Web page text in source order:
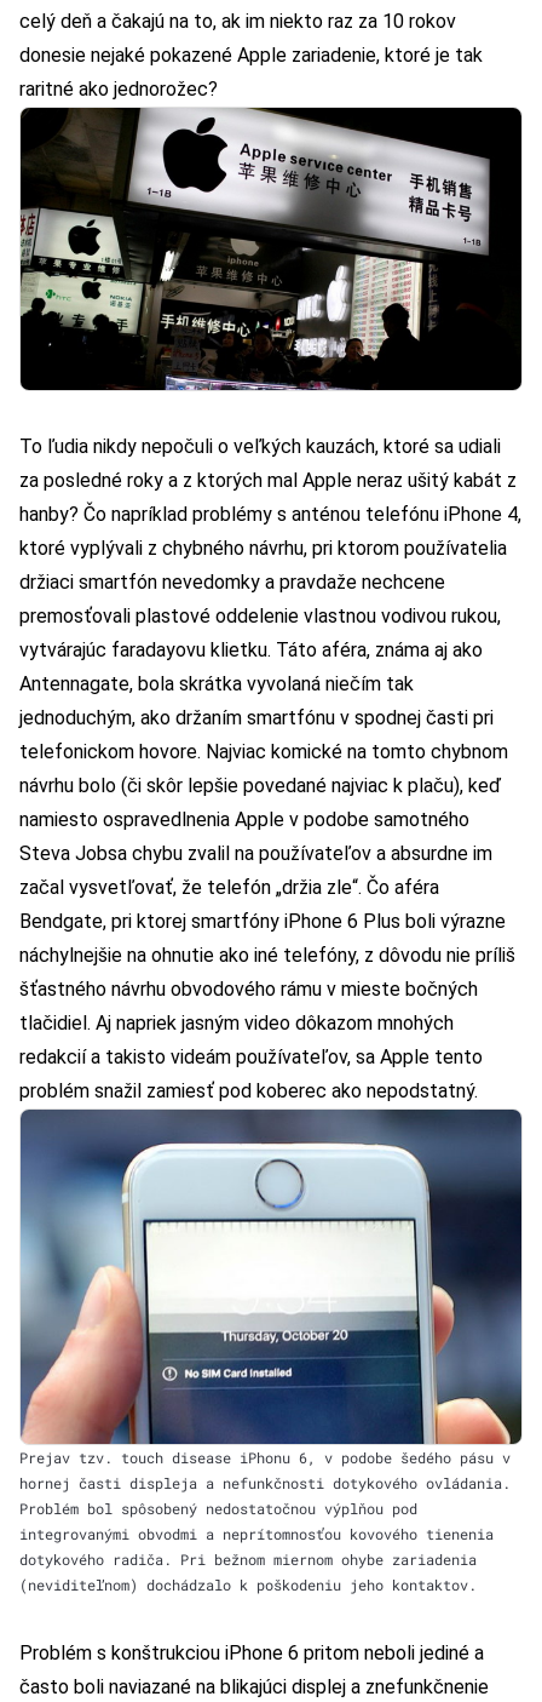
celý deň a čakajú na to, ak im niekto raz za 10 rokov
donesie nejaké pokazené Apple zariadenie, ktoré je tak
raritné ako jednorožec?
To ľudia nikdy nepočuli o veľkých kauzách, ktoré sa udiali
za posledné roky a z ktorých mal Apple neraz ušitý kabát z
hanby? Čo napríklad problémy s anténou telefónu iPhone 4,
ktoré vyplývali z chybného návrhu, pri ktorom používatelia
držiaci smartfón nevedomky a pravdaže nechcene
premosťovali plastové oddelenie vlastnou vodivou rukou,
vytvárajúc faradayovu klietku. Táto aféra, známa aj ako
Antennagate, bola skrátka vyvolaná niečím tak
jednoduchým, ako držaním smartfónu v spodnej časti pri
telefonickom hovore. Najviac komické na tomto chybnom
návrhu bolo (či skôr lepšie povedané najviac k plaču), keď
namiesto ospravedlnenia Apple v podobe samotného
Steva Jobsa chybu zvalil na používateľov a absurdne im
začal vysvetľovať, že telefón „držia zle“. Čo aféra
Bendgate, pri ktorej smartfóny iPhone 6 Plus boli výrazne
náchylnejšie na ohnutie ako iné telefóny, z dôvodu nie príliš
šťastného návrhu obvodového rámu v mieste bočných
tlačidiel. Aj napriek jasným video dôkazom mnohých
redakcií a takisto videám používateľov, sa Apple tento
problém snažil zamiesť pod koberec ako nepodstatný.
Prejav tzv. touch disease iPhonu 6, v podobe šedého pásu v
hornej časti displeja a nefunkčnosti dotykového ovládania.
Problém bol spôsobený nedostatočnou výplňou pod
integrovanými obvodmi a neprítomnosťou kovového tienenia
dotykového radiča. Pri bežnom miernom ohybe zariadenia
(neviditeľnom) dochádzalo k poškodeniu jeho kontaktov.
Problém s konštrukciou iPhone 6 pritom neboli jediné a
často boli naviazané na blikajúci displej a znefunkčnenie